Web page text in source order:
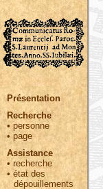
Présentation
Recherche
• personne
•page
Assistance
• recherche
•état des
dépouillements